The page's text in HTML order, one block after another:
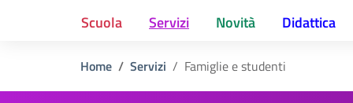
Scuola Servizi Novità Didattica
Home Servizi Famiglie e studenti